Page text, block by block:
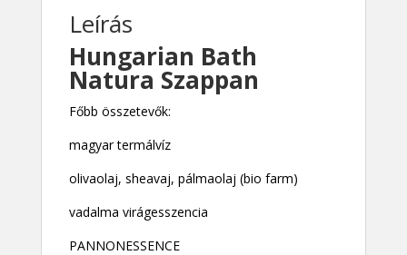
Leírás
Hungarian Bath
Natura Szappan
Főbb összetevők:
magyar termálvíz
olivaolaj, sheavaj, pálmaolaj (bio farm)
vadalma virágesszencia
PANNONESSENCE